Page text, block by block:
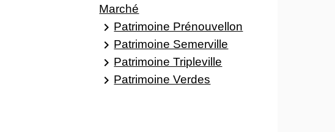
Marché
keyboard_arrow_right Patrimoine Prénouvellon
keyboard_arrow_right Patrimoine Semerville
keyboard_arrow_right Patrimoine Tripleville
keyboard_arrow_right Patrimoine Verdes